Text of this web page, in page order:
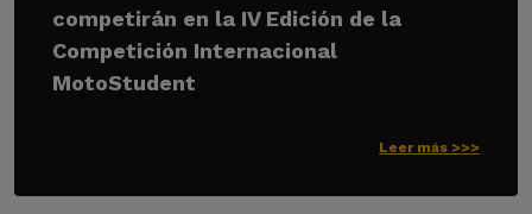
competirán en la IV Edición de la
Competición Internacional
MotoStudent
Leer más >>>